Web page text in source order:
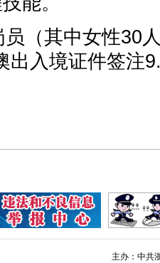
（其中女性30
出入境证件签注
主办：中共